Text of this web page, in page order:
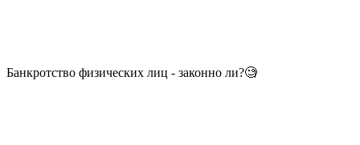
Банкротство физических лиц - законно ли?🧐